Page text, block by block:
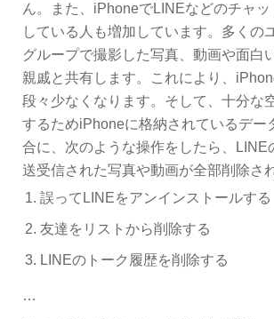
ん。また、iPhoneでLINEなどのチャッ
している人も増加しています。多くの
グループで撮影した写真、動画や面白
親戚と共有します。これにより、
段々少なくなります。そして、十分な
するためiPhoneに格納されているデー
合に、次のような操作をしたら、LINE
送受信された写真や動画が全部削除さ
誤ってLINEをアンインストールする
友達をリストから削除する
LINEのトーク履歴を削除する
…